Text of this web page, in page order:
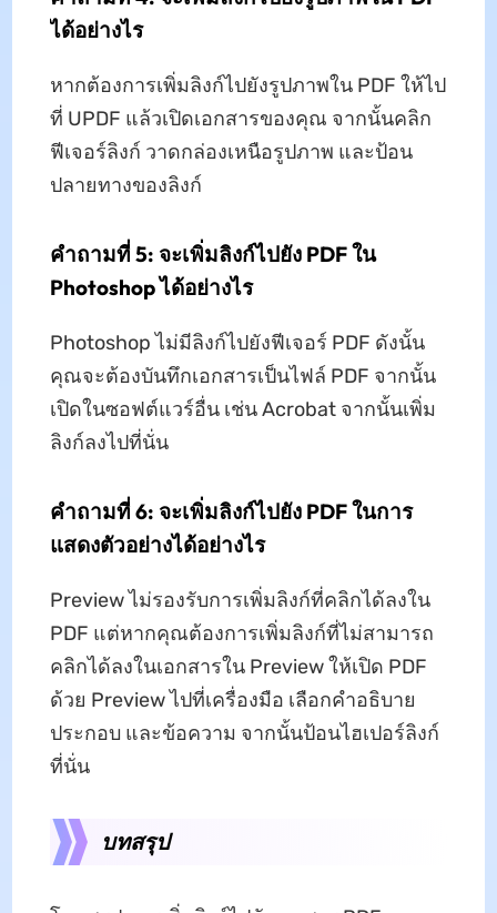
ได้อย่างไร
หากต้องการเพิ่มลิงก์ไปยังรูปภาพใน PDF ให้ไป
ที่ UPDF แล้วเปิดเอกสารของคุณ จากนั้นคลิก
ฟีเจอร์ลิงก์ วาดกล่องเหนือรูปภาพ และป้อน
ปลายทางของลิงก์
คำถามที่ 5: จะเพิ่มลิงก์ไปยัง PDF ใน
Photoshop ได้อย่างไร
Photoshop ไม่มีลิงก์ไปยังฟีเจอร์ PDF ดังนั้น
คุณจะต้องบันทึกเอกสารเป็นไฟล์ PDF จากนั้น
เปิดในซอฟต์แวร์อื่น เช่น Acrobat จากนั้นเพิ่ม
ลิงก์ลงไปที่นั่น
คำถามที่ 6: จะเพิ่มลิงก์ไปยัง PDF ในการ
แสดงตัวอย่างได้อย่างไร
Preview ไม่รองรับการเพิ่มลิงก์ที่คลิกได้ลงใน
PDF แต่หากคุณต้องการเพิ่มลิงก์ที่ไม่สามารถ
คลิกได้ลงในเอกสารใน Preview ให้เปิด PDF
ด้วย Preview ไปที่เครื่องมือ เลือกคำอธิบาย
ประกอบ และข้อความ จากนั้นป้อนไฮเปอร์ลิงก์
ที่นั่น
บทสรุป